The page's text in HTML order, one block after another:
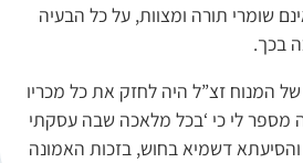
שומרי תורה ומצוות, על כל הבעיה
בכך.
של המנוח זצ”ל היה לחזק את כל מכריו
מספר לי כי ‘בכל מלאכה שבה עסקתי
דשמיא בחוש, בזכות האמונה